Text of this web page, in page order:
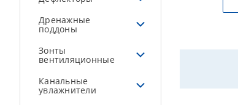
Дренажные
поддоны
Зонты
вентиляционные
Канальные
увлажнители